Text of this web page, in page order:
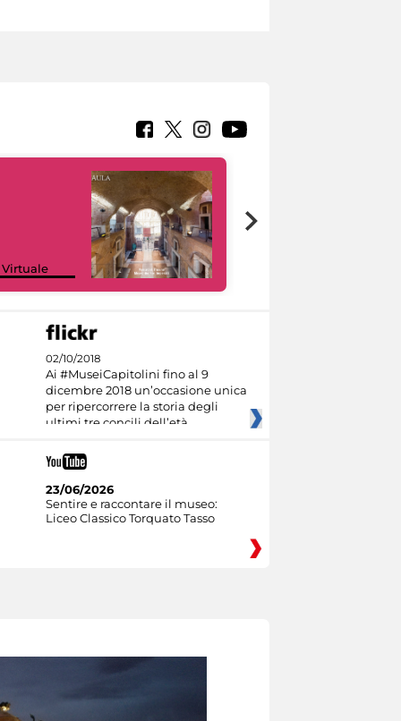
Virtuale
02/10/2018
Ai #MuseiCapitolini fino al 9
dicembre 2018 un’occasione unica
per ripercorrere la storia degli
ultimi tre concili dell’età
23/06/2026
Sentire e raccontare il museo:
Liceo Classico Torquato Tasso